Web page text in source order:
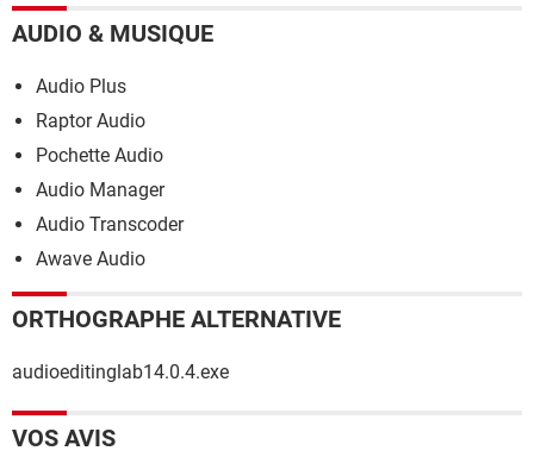
AUDIO & MUSIQUE
Audio Plus
Raptor Audio
Pochette Audio
Audio Manager
Audio Transcoder
Awave Audio
ORTHOGRAPHE ALTERNATIVE
audioeditinglab14.0.4.exe
VOS AVIS